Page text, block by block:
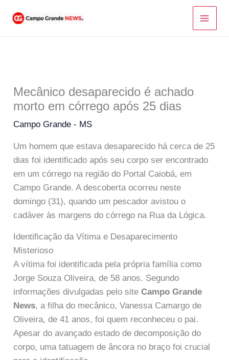
para
Mecânico desaparecido é achado
morto em córrego após 25 dias
Campo Grande - MS
Um homem que estava desaparecido há cerca de 25
dias foi identificado após seu corpo ser encontrado
em um córrego na região do Portal Caiobá, em
Campo Grande. A descoberta ocorreu neste
domingo (31), quando um pescador avistou o
cadáver às margens do córrego na Rua da Lógica.
Identificação da Vítima e Desaparecimento
Misterioso
A vítima foi identificada pela própria família como
Jorge Souza Oliveira, de 58 anos. Segundo
informações divulgadas pelo siteCampo Grande
News, a filha do mecânico, Vanessa Camargo de
Oliveira, de 41 anos, foi quem reconheceu o pai.
Apesar do avançado estado de decomposição do
corpo, uma tatuagem de âncora no braço foi crucial